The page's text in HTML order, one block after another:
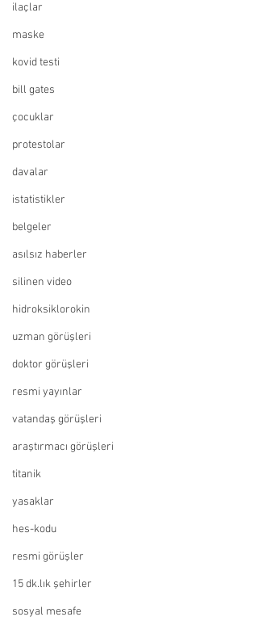
ilaçlar
maske
kovid testi
bill gates
çocuklar
protestolar
davalar
istatistikler
belgeler
asılsız haberler
silinen video
hidroksiklorokin
uzman görüşleri
doktor görüşleri
resmi yayınlar
vatandaş görüşleri
araştırmacı görüşleri
titanik
yasaklar
hes-kodu
resmi görüşler
15 dk.lık şehirler
sosyal mesafe